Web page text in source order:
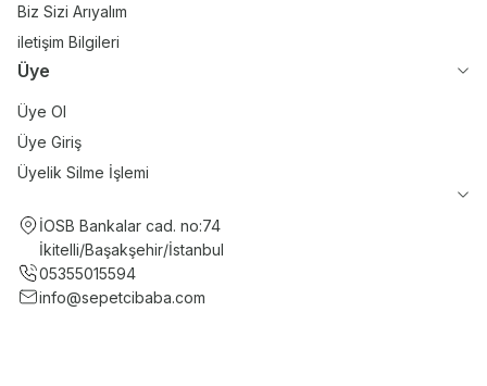
Biz Sizi Arıyalım
iletişim Bilgileri
Üye
Üye Ol
Üye Giriş
Üyelik Silme İşlemi
İOSB Bankalar cad. no:74
İkitelli/Başakşehir/İstanbul
05355015594
info@sepetcibaba.com